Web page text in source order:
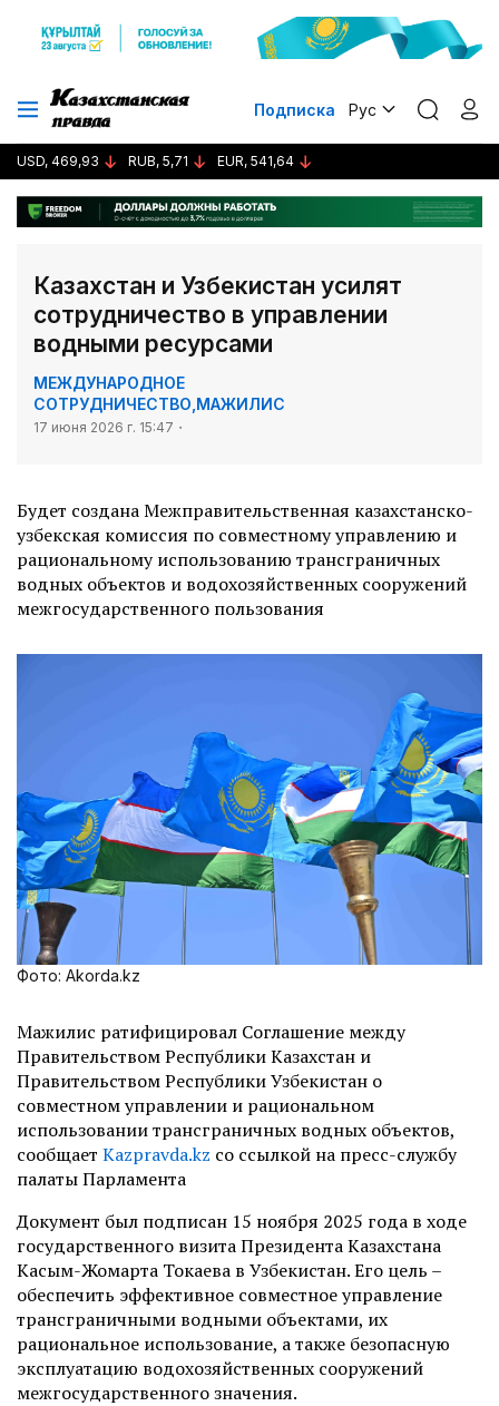
Подписка Рус
USD, 469,93 RUB, 5,71 EUR, 541,64
Казахстан и Узбекистан усилят
сотрудничество в управлении
водными ресурсами
МЕЖДУНАРОДНОЕ
СОТРУДНИЧЕСТВО МАЖИЛИС
17 июня 2026 г. 15:47
Будет создана Межправительственная казахстанско-
узбекская комиссия по совместному управлению и
рациональному использованию трансграничных
водных объектов и водохозяйственных сооружений
межгосударственного пользования
Фото: Akorda.kz
Мажилис ратифицировал Соглашение между
Правительством Республики Казахстан и
Правительством Республики Узбекистан о
совместном управлении и рациональном
использовании трансграничных водных объектов,
сообщает Kazpravda.kz со ссылкой на пресс-службу
палаты Парламента
Документ был подписан 15 ноября 2025 года в ходе
государственного визита Президента Казахстана
Касым-Жомарта Токаева в Узбекистан. Его цель –
обеспечить эффективное совместное управление
трансграничными водными объектами, их
рациональное использование, а также безопасную
эксплуатацию водохозяйственных сооружений
межгосударственного значения.